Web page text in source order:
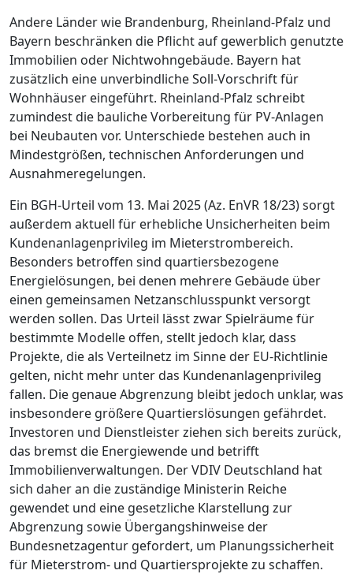
Andere Länder wie Brandenburg, Rheinland-Pfalz und
Bayern beschränken die Pflicht auf gewerblich genutzte
Immobilien oder Nichtwohngebäude. Bayern hat
zusätzlich eine unverbindliche Soll-Vorschrift für
Wohnhäuser eingeführt. Rheinland-Pfalz schreibt
zumindest die bauliche Vorbereitung für PV-Anlagen
bei Neubauten vor. Unterschiede bestehen auch in
Mindestgrößen, technischen Anforderungen und
Ausnahmeregelungen.
Ein BGH-Urteil vom 13. Mai 2025 (Az. EnVR 18/23) sorgt
außerdem aktuell für erhebliche Unsicherheiten beim
Kundenanlagenprivileg im Mieterstrombereich.
Besonders betroffen sind quartiersbezogene
Energielösungen, bei denen mehrere Gebäude über
einen gemeinsamen Netzanschlusspunkt versorgt
werden sollen. Das Urteil lässt zwar Spielräume für
bestimmte Modelle offen, stellt jedoch klar, dass
Projekte, die als Verteilnetz im Sinne der EU-Richtlinie
gelten, nicht mehr unter das Kundenanlagenprivileg
fallen. Die genaue Abgrenzung bleibt jedoch unklar, was
insbesondere größere Quartierslösungen gefährdet.
Investoren und Dienstleister ziehen sich bereits zurück,
das bremst die Energiewende und betrifft
Immobilienverwaltungen. Der VDIV Deutschland hat
sich daher an die zuständige Ministerin Reiche
gewendet und eine gesetzliche Klarstellung zur
Abgrenzung sowie Übergangshinweise der
Bundesnetzagentur gefordert, um Planungssicherheit
für Mieterstrom- und Quartiersprojekte zu schaffen.